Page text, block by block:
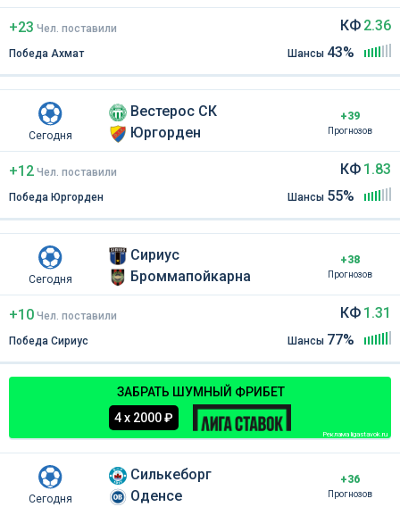
+23 Чел. поставили
Победа Ахмат
КФ 2.36
Шансы 43%
Сегодня
Вестерос СК
Юргорден
+39
Прогнозов
+12 Чел. поставили
Победа Юргорден
КФ 1.83
Шансы 55%
Сегодня
Сириус
Броммапойкарна
+38
Прогнозов
+10 Чел. поставили
Победа Сириус
КФ 1.31
Шансы 77%
ЗАБРАТЬ ШУМНЫЙ ФРИБЕТ
4 х 2000 ₽
Реклама ligastavok.ru
Сегодня
Силькеборг
Оденсе
+36
Прогнозов